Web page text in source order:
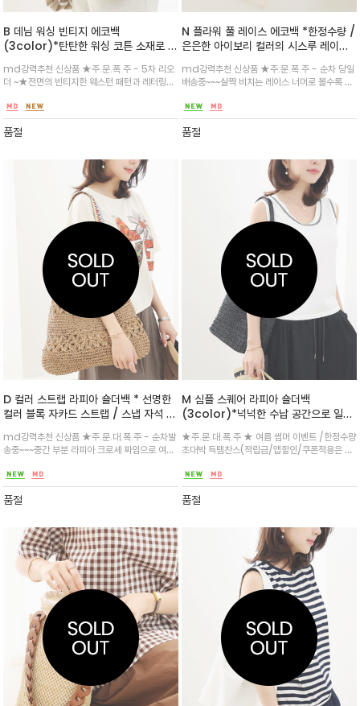
B 데님 워싱 빈티지 에코백
(3color)*탄탄한 워싱 코튼 소재로 제
작된 페이즐리 프린트 토트백~빈티지하
고 감도 있는 스타일링을 완성해보세요
md강력추천 신상품 ★주.문.폭.주 - 5차 리오
더 ~★전면의 빈티지한 웨스턴 패턴과 레터링이
퍼 클로징이 있어 소지품을 안전하게 보관
품절
N 플라워 풀 레이스 에코백 *한정수량 /
은은한 아이보리 컬러의 시스루 레이스
에 플로럴 자수 디테일이 더해져, 심플한
룩에도 로맨틱한 포인트
md강력추천 신상품 ★주.문.폭.주 - 순차 당일
배송중~~~살짝 비치는 레이스 너머로 볼수록 매
캉스 비치백으로도 손색없어요
품절
D 컬러 스트랩 라피아 숄더백 * 선명한
컬러 블록 자카드 스트랩 / 스냅 자석 버
md강력추천 신상품 ★주.문.대.폭.주 - 순차발
송중~~~중간 부분 라피아 크로셰 짜임으로 여름
데일리 캐주얼에도 자연스럽게 어우러지는 서머
필수 아이템
품절
M 심플 스퀘어 라피아 숄더백
(3color)*넉넉한 수납 공간으로 일상
필수품은 물론 A4 파일까지 깔끔하게
정리
★주.문.대.폭.주 ★ 여름 썸머 이벤트 /한정수량
초대박 득템찬스(적립금/앱할인/쿠폰적용은 불
지사 100프로 / 모던하면서도 우아한 무드로 데
일리·오피스·여행까지 다양하게 활용/자연스러
운 paper 소재
품절